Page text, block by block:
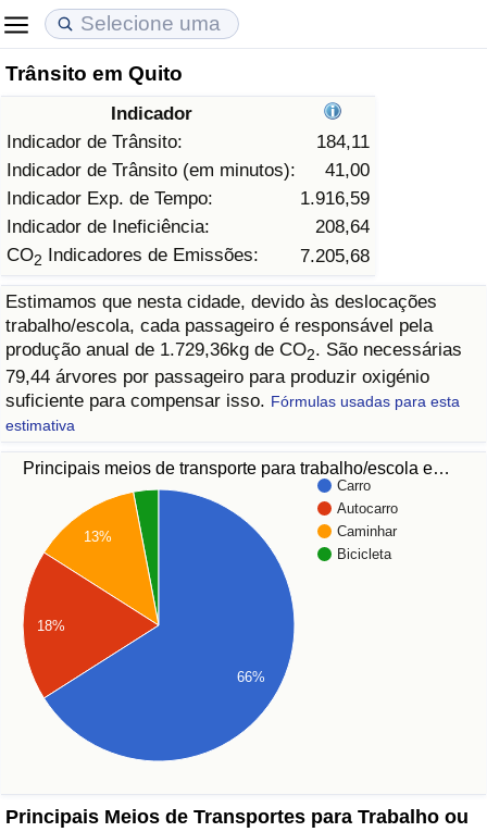
Trânsito em Quito
Indicador
Indicador de Trânsito:
184,11
Indicador de Trânsito (em minutos):
41,00
Indicador Exp. de Tempo:
1.916,59
Indicador de Ineficiência:
208,64
CO2 Indicadores de Emissões: 7.205,68
Estimamos que nesta cidade, devido às deslocações
trabalho/escola, cada passageiro é responsável pela
produção anual de 1.729,36kg de CO2. São necessárias
79,44 árvores por passageiro para produzir oxigénio
suficiente para compensar isso. Fórmulas usadas para esta
estimativa
Principais meios de transporte para trabalho/escola e…
Carro
Autocarro
Caminhar
Bicicleta
13%
18%
66%
Principais Meios de Transportes para Trabalho ou
Custo de Vida
Indicador de Custo de Vida (Atual)
Indicador de Custo de Vida
Indicador de Custo de Vida Por País
em Aqaba
Preços de Imóveis
Indicador de Preços de Imóveis (Atual)
Indicador de Preços de Imóveis
Indicador de Preços de Imóveis por País
Qualidade de Vida
Indicador de Qualidade de Vida
Indicador de Qualidade de Vida (Atual)
Índice de qualidade de vida por país
Crime
Taxa do Indicador de Crime (Atual)
Indicador de Crime
Índice de criminalidade por país
Saúde
Indicador de Saúde (Atual)
Indicador de Saúde
Indicador de Saúde por País
Poluição